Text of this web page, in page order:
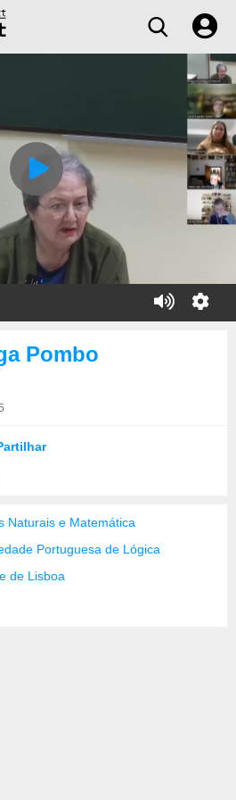
Pombo
Naturais e Matemática
Portuguesa de Lógica
de Lisboa